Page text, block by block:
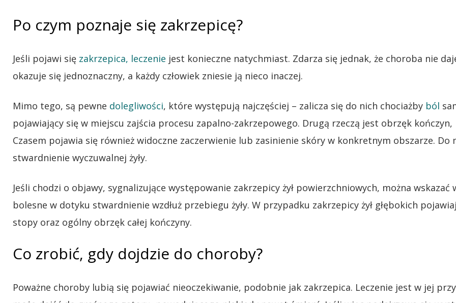
Po czym poznaje się zakrzepicę?
Jeśli pojawi się zakrzepica, leczenie jest konieczne natychmiast. Zdarza się jednak, że choroba nie
okazuje się jednoznaczny, a każdy człowiek zniesie ją nieco inaczej.
Mimo tego, są pewne dolegliwości, które występują najczęściej – zalicza się do nich chociażby ból
pojawiający się w miejscu zajścia procesu zapalno-zakrzepowego. Drugą rzeczą jest obrzęk
Czasem pojawia się również widoczne zaczerwienie lub zasinienie skóry w konkretnym obszarze.
stwardnienie wyczuwalnej żyły.
Jeśli chodzi o objawy, sygnalizujące występowanie zakrzepicy żył powierzchniowych, można
bolesne w dotyku stwardnienie wzdłuż przebiegu żyły. W przypadku zakrzepicy żył głębokich
stopy oraz ogólny obrzęk całej kończyny.
Co zrobić, gdy dojdzie do choroby?
Poważne choroby lubią się pojawiać nieoczekiwanie, podobnie jak zakrzepica. Leczenie jest w jej